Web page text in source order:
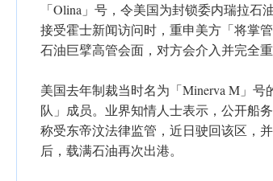
「Olina」号，令美国为封锁委内瑞拉
接受霍士新闻访问时，重申美方「将掌
石油巨擘高管会面，对方会介入并完全
美国去年制裁当时名为「Minerva M」
队」成员。业界知情人士表示，公开船
称受东帝汶法律监管，近日驶回该区，
后，载满石油再次出港。